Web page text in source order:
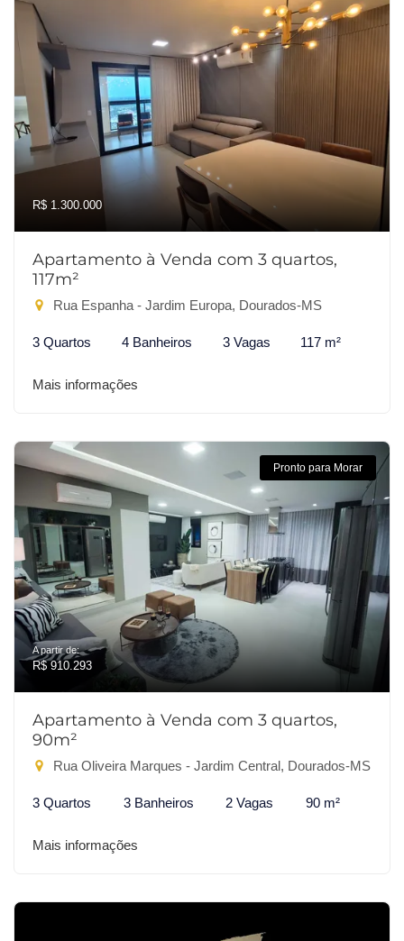
R$ 1.300.000
Apartamento à Venda com 3 quartos,
117m²
Rua Espanha - Jardim Europa, Dourados-MS
3 Quartos 4 Banheiros 3 Vagas 117 m²
Mais informações
Pronto para Morar
A partir de:
R$ 910.293
Apartamento à Venda com 3 quartos,
90m²
Rua Oliveira Marques - Jardim Central, Dourados-MS
3 Quartos 3 Banheiros 2 Vagas 90 m²
Mais informações